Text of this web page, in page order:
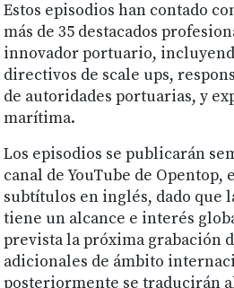
Estos episodios han contado
más de 35 destacados
innovador portuario,
directivos de scale ups,
de autoridades portuarias, y
marítima.
Los episodios se publicarán
canal de YouTube de Opentop,
subtítulos en inglés, dado que
tiene un alcance e interés
prevista la próxima grabación
adicionales de ámbito
posteriormente se traducirán